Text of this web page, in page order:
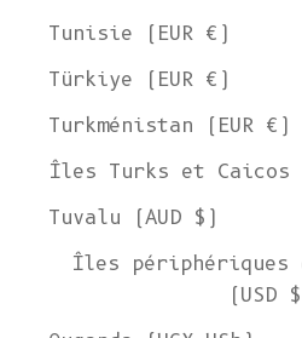
Tunisie (EUR €)
Türkiye (EUR €)
Turkménistan (EUR €)
Îles Turks et Caicos
Tuvalu (AUD $)
Îles périphériques
(USD